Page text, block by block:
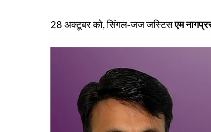
28 अक्टूबर को, सिंगल-जज जस्टिसएम